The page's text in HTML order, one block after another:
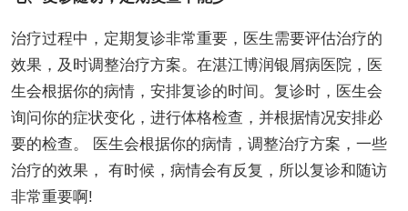
治疗过程中，定期复诊非常重要，医生需要评估治疗的
效果，及时调整治疗方案。在湛江博润银屑病医院，医
生会根据你的病情，安排复诊的时间。复诊时，医生会
询问你的症状变化，进行体格检查，并根据情况安排必
要的检查。 医生会根据你的病情，调整治疗方案，一些
治疗的效果， 有时候，病情会有反复，所以复诊和随访
非常重要啊!